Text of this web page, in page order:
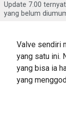
Update 7.00
yang belum
Valve sendiri
yang satu ini.
yang bisa ia
yang